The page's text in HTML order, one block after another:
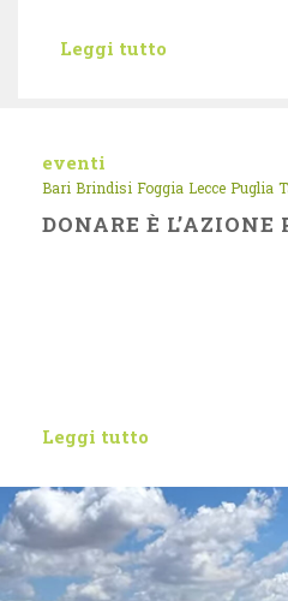
Leggi tutto
eventi
Bari Brindisi Foggia Lecce Puglia
DONARE È
Leggi tutto